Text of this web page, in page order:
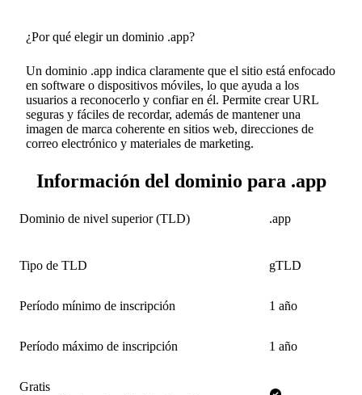
¿Por qué elegir un dominio .app?
Un dominio .app indica claramente que el sitio está enfocado
en software o dispositivos móviles, lo que ayuda a los
usuarios a reconocerlo y confiar en él. Permite crear URL
seguras y fáciles de recordar, además de mantener una
imagen de marca coherente en sitios web, direcciones de
correo electrónico y materiales de marketing.
Información del dominio para .app
Dominio de nivel superior (TLD) .app
Tipo de TLD gTLD
Período mínimo de inscripción 1 año
Período máximo de inscripción 1 año
Gratis